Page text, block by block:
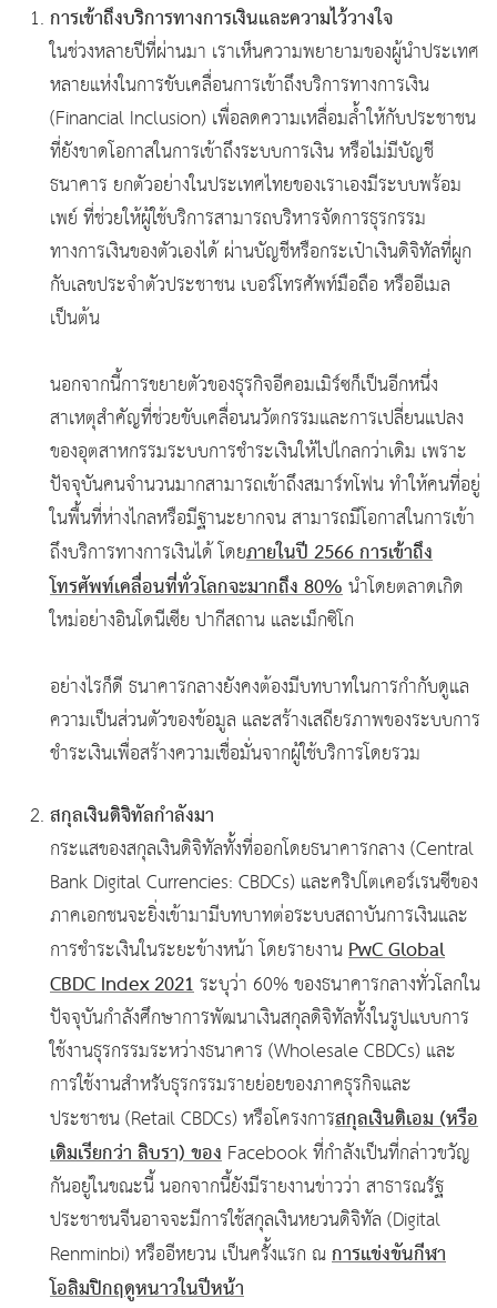
การเข้าถึงบริการทางการเงินและความไว้วางใจ
ในช่วงหลายปีที่ผ่านมา เราเห็นความพยายามของผู้นำประเทศ
หลายแห่งในการขับเคลื่อนการเข้าถึงบริการทางการเงิน
(Financial Inclusion) เพื่อลดความเหลื่อมล้ำให้กับประชาชน
ที่ยังขาดโอกาสในการเข้าถึงระบบการเงิน หรือไม่มีบัญชี
ธนาคาร ยกตัวอย่างในประเทศไทยของเราเองมีระบบพร้อม
เพย์ ที่ช่วยให้ผู้ใช้บริการสามารถบริหารจัดการธุรกรรม
ทางการเงินของตัวเองได้ ผ่านบัญชีหรือกระเป๋าเงินดิจิทัลที่ผูก
กับเลขประจำตัวประชาชน เบอร์โทรศัพท์มือถือ หรืออีเมล
เป็นต้น
นอกจากนี้การขยายตัวของธุรกิจอีคอมเมิร์ซก็เป็นอีกหนึ่ง
สาเหตุสำคัญที่ช่วยขับเคลื่อนนวัตกรรมและการเปลี่ยนแปลง
ของอุตสาหกรรมระบบการชำระเงินให้ไปไกลกว่าเดิม เพราะ
ปัจจุบันคนจำนวนมากสามารถเข้าถึงสมาร์ทโฟน ทำให้คนที่อยู่
ในพื้นที่ห่างไกลหรือมีฐานะยากจน สามารถมีโอกาสในการเข้า
ถึงบริการทางการเงินได้ โดยภายในปี 2566 การเข้าถึง
โทรศัพท์เคลื่อนที่ทั่วโลกจะมากถึง 80%นำโดยตลาดเกิด
ใหม่อย่างอินโดนีเซีย ปากีสถาน และเม็กซิโก
อย่างไรก็ดี ธนาคารกลางยังคงต้องมีบทบาทในการกำกับดูแล
ความเป็นส่วนตัวของข้อมูล และสร้างเสถียรภาพของระบบการ
ชำระเงินเพื่อสร้างความเชื่อมั่นจากผู้ใช้บริการโดยรวม
สกุลเงินดิจิทัลกำลังมา
กระแสของสกุลเงินดิจิทัลทั้งที่ออกโดยธนาคารกลาง (Central
Bank Digital Currencies: CBDCs) และคริปโตเคอร์เรนซีของ
ภาคเอกชนจะยิ่งเข้ามามีบทบาทต่อระบบสถาบันการเงินและ
การชำระเงินในระยะข้างหน้า โดยรายงานPwC Global
CBDC Index 2021ระบุว่า 60% ของธนาคารกลางทั่วโลกใน
ปัจจุบันกำลังศึกษาการพัฒนาเงินสกุลดิจิทัลทั้งในรูปแบบการ
ใช้งานธุรกรรมระหว่างธนาคาร (Wholesale CBDCs) และ
การใช้งานสำหรับธุรกรรมรายย่อยของภาคธุรกิจและ
ประชาชน (Retail CBDCs) หรือโครงการสกุลเงินดิเอม (หรือ
เดิมเรียกว่า ลิบรา) ของFacebook ที่กำลังเป็นที่กล่าวขวัญ
กันอยู่ในขณะนี้ นอกจากนี้ยังมีรายงานข่าวว่า สาธารณรัฐ
ประชาชนจีนอาจจะมีการใช้สกุลเงินหยวนดิจิทัล (Digital
Renminbi) หรืออีหยวน เป็นครั้งแรก ณการแข่งขันกีฬา
โอลิมปิกฤดูหนาวในปีหน้า